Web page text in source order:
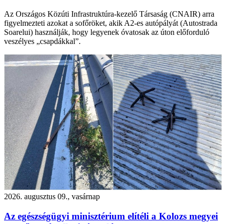
Az Országos Közúti Infrastruktúra-kezelő Társaság (CNAIR) arra
figyelmezteti azokat a sofőröket, akik A2-es autópályát (Autostrada
Soarelui) használják, hogy legyenek óvatosak az úton előforduló
veszélyes „csapdákkal”.
2026. augusztus 09., vasárnap
Az egészségügyi minisztérium elítéli a Kolozs megyei